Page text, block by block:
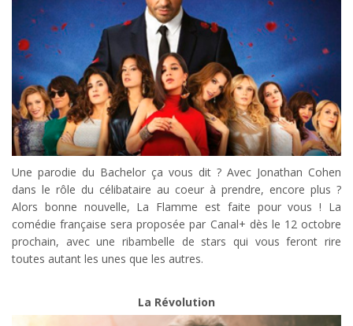
Une parodie du Bachelor ça vous dit ? Avec Jonathan Cohen
dans le rôle du célibataire au coeur à prendre, encore plus ?
Alors bonne nouvelle, La Flamme est faite pour vous ! La
comédie française sera proposée par Canal+ dès le 12 octobre
prochain, avec une ribambelle de stars qui vous feront rire
toutes autant les unes que les autres.
La Révolution